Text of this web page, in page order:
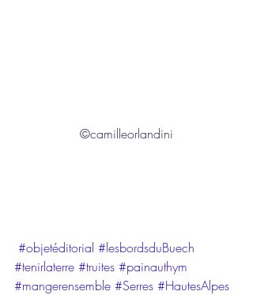
©camilleorlandini
#objetéditorial #lesbordsduBuech
#tenirlaterre #truites #painauthym
#mangerensemble #Serres #HautesAlpes